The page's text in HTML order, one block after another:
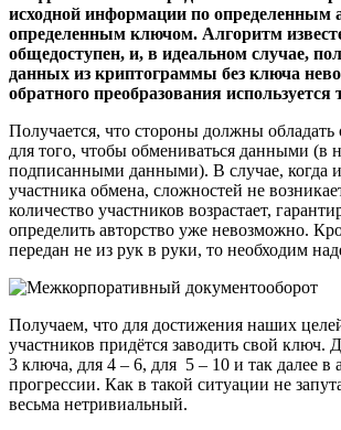
исходной информации по определенным
определенным ключом. Алгоритм
общедоступен, и, в идеальном случае,
данных из криптограммы без ключа
обратного преобразования
Получается, что стороны должны
для того, чтобы обмениваться данными (в
подписанными данными). В случае, когда
участника обмена, сложностей не
количество участников возрастает,
определить авторство уже невозможно.
передан не из рук в руки, то необходим
Получаем, что для достижения наших
участников придётся заводить свой ключ.
3 ключа, для 4 – 6, для 5 – 10 и так далее в
прогрессии. Как в такой ситуации не
весьма нетривиальный.